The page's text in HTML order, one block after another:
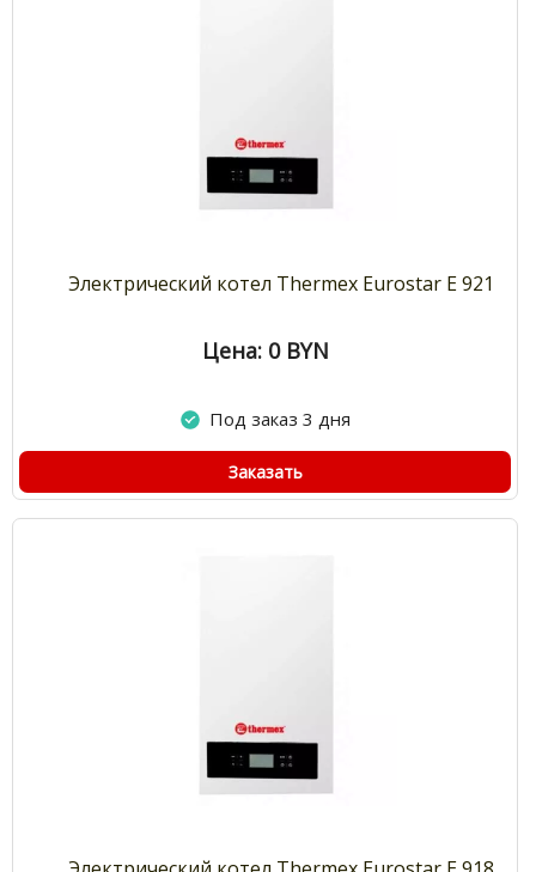
Электрический котел Thermex Eurostar E 921
Цена: 0 BYN
Под заказ 3 дня
Заказать